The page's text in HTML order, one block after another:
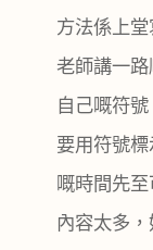
方法係上堂
老師講一
自己嘅符
要用符號
嘅時間先
內容太多